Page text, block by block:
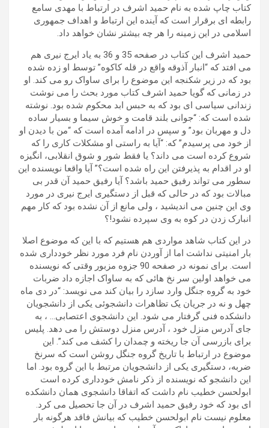
کتاب چاپ شده به نام حمید اشرف در ارتباط با مهدی سامع
رابطه ای برقرار است که آینده این ارتباط و اهداف جمهوری
اسلامی در این زمینه را هر چه بيشتر نشان خواهد داد.
حمید اشرف این کتاب در صفحه 35 و 36 به یاد ایرج نیری هم
می افتد که “انبار آذوقه واقع در قله کاکوه” توسط او زده شده
بود که در زیر شکنجه این موضوع را برای ساواک رو می کند. او
در زمانی که گویا حمید اشرف کتاب مورد بحث را می نوشت
زندانی سیاسی ای بود که به حبس ابد محکوم شده بود. نوشته
شده است که: “جوانی بلند قامت و خوش سیما و بسیار ساده
دل و مهربان بود” و سپس در ادامه آمده است که “من با دیدن او
از خود می پرسیدم” که: “آیا به راستی او مشکلات کاری را که
شروع کرده است می داند؟ یا فقط شور و شوق انقلابی، انگیزه
او در اقدام به پذیرفتن این راه شده است؟” آیا واقعا نویسنده این
سطور می تواند رفیق حمید باشد؟ آیا رفیق حمید آن قدر بی
مبالات بود که در حالی که قبل از دستگیری ایرج نیری در مورد
وی این چنین می اندیشید ، ولی مانع از آن نشده بود که کار مهم
انبارک زدن در کوه به وی سپرده نشود!؟
در این کتاب شاهد مواردی هم هستیم که با این که موضوع اصلا
بار امنیتی نداشت اما از آوردن نام فرد مورد نظر خودداری شده
است. برای نمونه در صفحه 90 جزوه مزبور وقتی که نویسنده
می خواهد اولین سر نخ هائی که به ساواک اجازه داد ضربات
خود به گروه جنگل وارد سازد را بیان کند می نویسد: “در دی ماه
چهل و نه در جریان یک تظاهرات دانشجوئی یکی از دانشجویان
دانشکده فنی گرفتار می شود. این دانشجوی اعتصابی… ، به
جای آدرس منزل خود ، آدرس منزل دوستش را می دهد. پلیس
برای بازرسی آن جا ریخته و چمدان را کشف می کند”. این
موضوع در ارتباط با تاریخ گروه جنگل روشن است که سرنخ
ضربه، دستگیری یکی از دانشجویان مرتبط با این گروه بود. اما
این دانشجو که نویسنده از ذکر نامش خودداری کرده است
ابولحسن خطیب نام داشت که اتفاقا دانشجوی همان دانشکده
ای بود که خود رفیق حمید اشرف در آن جا تحصیل می کرد.
معلوم نیست نام ابولحسن خطیب که بیانش فاقد هرگونه بار